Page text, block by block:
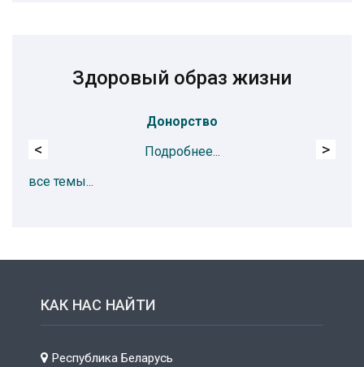
Здоровый образ жизни
Донорство
Подробнее...
< >
все темы...
КАК НАС НАЙТИ
Республика Беларусь